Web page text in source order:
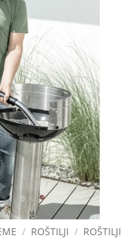
/ ROŠTILJI / ROŠTILJI